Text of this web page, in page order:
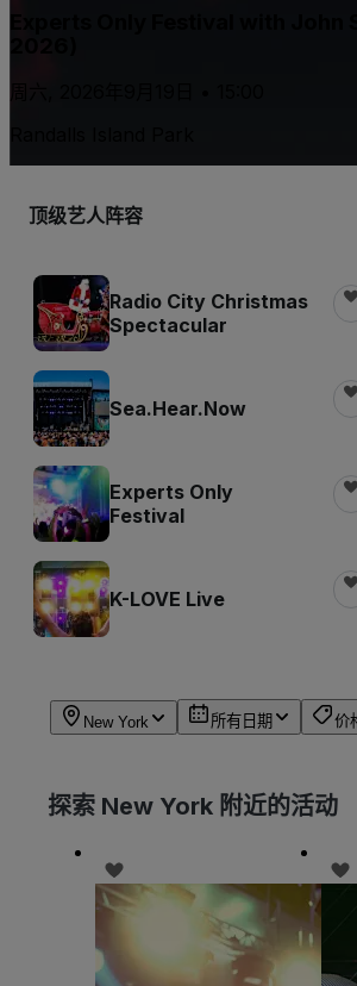
Experts Only Festival with
顶级艺人阵容
Radio City Christmas
Spectacular
Sea.Hear.Now
Experts Only
Festival
K-LOVE Live
New York 所有日期 价
探索 New York 附近的活动